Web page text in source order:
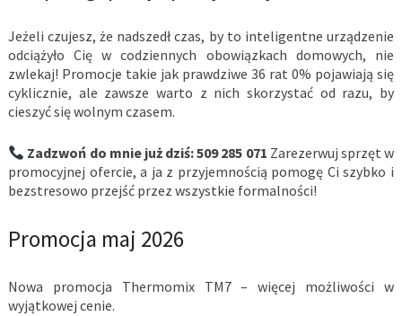
Jeżeli czujesz, że nadszedł czas, by to inteligentne urządzenie
odciążyło Cię w codziennych obowiązkach domowych, nie
zwlekaj! Promocje takie jak prawdziwe 36 rat 0% pojawiają się
cyklicznie, ale zawsze warto z nich skorzystać od razu, by
cieszyć się wolnym czasem.
Zadzwoń do mnie już dziś: 509 285 071 Zarezerwuj sprzęt w
promocyjnej ofercie, a ja z przyjemnością pomogę Ci szybko i
bezstresowo przejść przez wszystkie formalności!
Promocja maj 2026
Nowa promocja Thermomix TM7 – więcej możliwości w
wyjątkowej cenie.